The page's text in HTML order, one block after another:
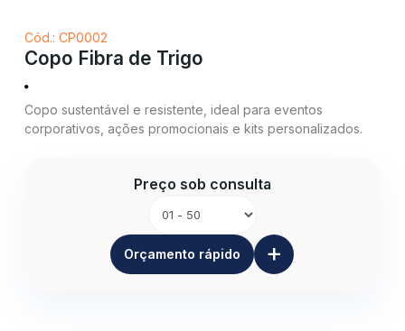
Cód.: CP0002
Copo Fibra de Trigo
Copo sustentável e resistente, ideal para eventos
corporativos, ações promocionais e kits personalizados.
Preço sob consulta
Orçamento rápido +